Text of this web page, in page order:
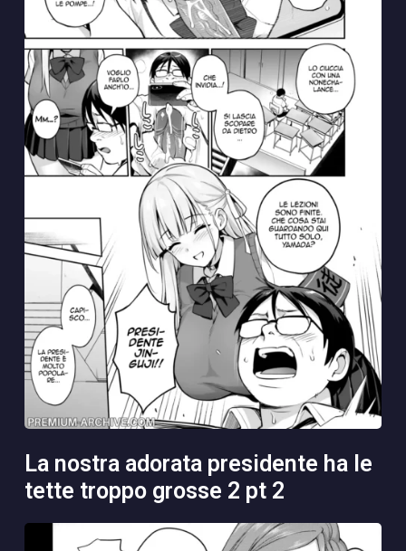
la nostra adorata presidente ha le
tette troppo grosse 2 pt 2